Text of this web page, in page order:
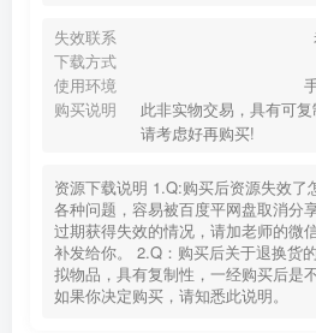
失效联系
下载方式
使用环境
购买说明
此非实物交易，具有可
请考虑好再购买!
资源下载说明 1.Q:购买后资源失效了
各种问题，容易被百度平网盘取消分
过期获得失效的情况，请加老师的微
补发给你。 2.Q：购买后关于退换货
拟物品，具有复制性，一经购买后是
如果你决定购买，请知悉此说明。